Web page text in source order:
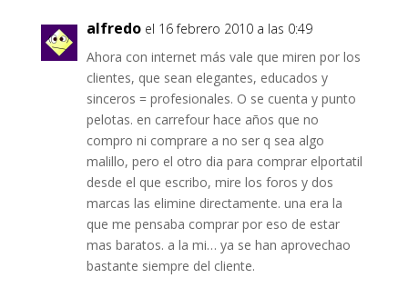
alfredo el 16 febrero 2010 a las 0:49
Ahora con internet más vale que miren por los
clientes, que sean elegantes, educados y
sinceros = profesionales. O se cuenta y punto
pelotas. en carrefour hace años que no
compro ni comprare a no ser q sea algo
malillo, pero el otro dia para comprar elportatil
desde el que escribo, mire los foros y dos
marcas las elimine directamente. una era la
que me pensaba comprar por eso de estar
mas baratos. a la mi… ya se han aprovechao
bastante siempre del cliente.